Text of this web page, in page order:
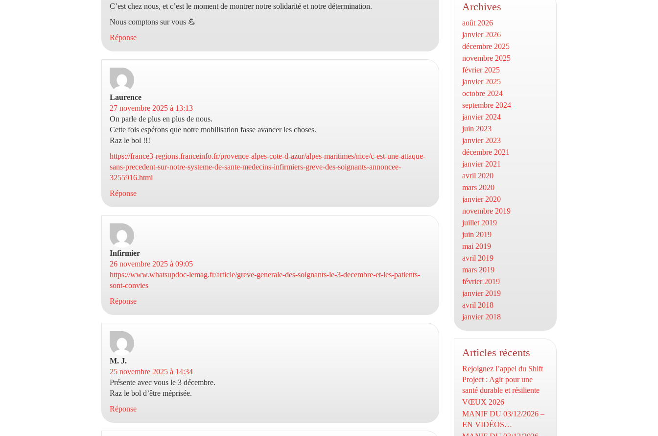
C’est chez nous, et c’est le moment de montrer notre solidarité et notre détermination.
Nous comptons sur vous 💪
Réponse
Laurence
27 novembre 2025 à 13:13
On parle de plus en plus de nous.
Cette fois espérons que notre mobilisation fasse avancer les choses.
Raz le bol !!!
https://france3-regions.franceinfo.fr/provence-alpes-cote-d-azur/alpes-maritimes/nice/c-est-une-attaque-
sans-precedent-sur-notre-systeme-de-sante-medecins-infirmiers-greve-des-soignants-annoncee-
3255916.html
Réponse
Infirmier
26 novembre 2025 à 09:05
https://www.whatsupdoc-lemag.fr/article/greve-generale-des-soignants-le-3-decembre-et-les-patients-
sont-convies
Réponse
M. J.
25 novembre 2025 à 14:34
Présente avec vous le 3 décembre.
Raz le bol d’être méprisée.
Réponse
Archives
août 2026
janvier 2026
décembre 2025
novembre 2025
février 2025
janvier 2025
octobre 2024
septembre 2024
janvier 2024
juin 2023
janvier 2023
décembre 2021
janvier 2021
avril 2020
mars 2020
janvier 2020
novembre 2019
juillet 2019
juin 2019
mai 2019
avril 2019
mars 2019
février 2019
janvier 2019
avril 2018
janvier 2018
Articles récents
Rejoignez l’appel du Shift
Project : Agir pour une
santé durable et résiliente
VŒUX 2026
MANIF DU 03/12/2026 –
EN VIDÉOS…